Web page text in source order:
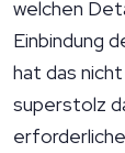
welchen
Einbindung
hat das
superstolz